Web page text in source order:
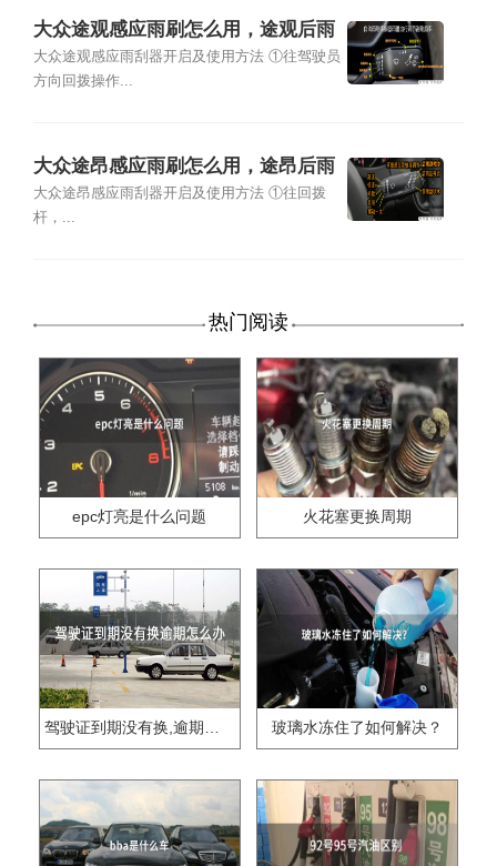
大众途观感应雨刷怎么用，途观后雨
刮怎么开启
大众途观感应雨刮器开启及使用方法 ①往驾驶员
方向回拨操作...
大众途昂感应雨刷怎么用，途昂后雨
刮怎么开启
大众途昂感应雨刮器开启及使用方法 ①往回拨
杆，...
热门阅读
epc灯亮是什么问题 火花塞更换周期
驾驶证到期没有换,逾期怎么办?? 玻璃水冻住了如何解决？